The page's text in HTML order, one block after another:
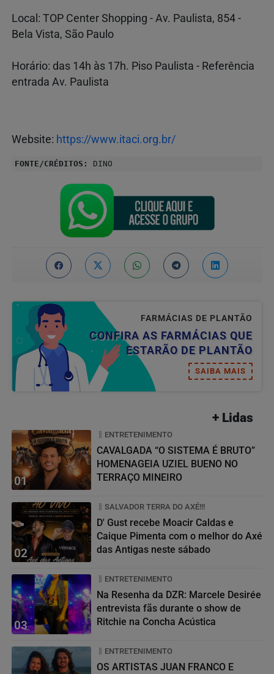
Local: TOP Center Shopping - Av. Paulista, 854 -
Bela Vista, São Paulo
Horário: das 14h às 17h. Piso Paulista - Referência
entrada Av. Paulista
Website: https://www.itaci.org.br/
FONTE/CRÉDITOS: DINO
FARMÁCIAS DE PLANTÃO
CONFIRA AS FARMÁCIAS QUE
ESTARÃO DE PLANTÃO
SAIBA MAIS
+ Lidas
01
ENTRETENIMENTO
CAVALGADA “O SISTEMA É BRUTO”
HOMENAGEIA UZIEL BUENO NO
TERRAÇO MINEIRO
02
SALVADOR TERRA DO AXÉ!!!
D' Gust recebe Moacir Caldas e
Caique Pimenta com o melhor do Axé
das Antigas neste sábado
03
ENTRETENIMENTO
Na Resenha da DZR: Marcele Desirée
entrevista fãs durante o show de
Ritchie na Concha Acústica
ENTRETENIMENTO
OS ARTISTAS JUAN FRANCO E